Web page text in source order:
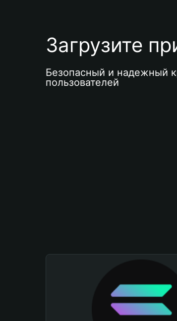
Загрузите
Безопасный и надежный
пользователей